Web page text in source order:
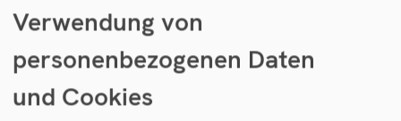
bereits bei Ihrer Plattform vorhandenen
Kontakte sind Sie dann allerdings auf den als
ideal erscheinenden späteren Käufer aktiv
zugegangen, was sich als richtig
herausgestellt hat. Die Ressourcen und
Verwendung von
personenbezogenen Daten
und Cookies